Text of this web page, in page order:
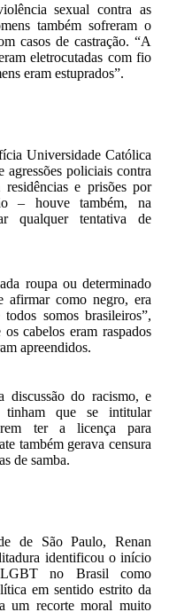
sexual contra as
também sofreram o
casos de castração. “A
eletrocutadas com fio
eram estuprados”.
Universidade Católica
policiais contra
e prisões por
– houve também, na
qualquer tentativa de
roupa ou determinado
afirmar como negro, era
somos brasileiros”,
cabelos eram raspados
apreendidos.
discussão do racismo, e
tinham que se intitular
ter a licença para
também gerava censura
de samba.
de São Paulo, Renan
identificou o início
no Brasil como
em sentido estrito da
um recorte moral muito